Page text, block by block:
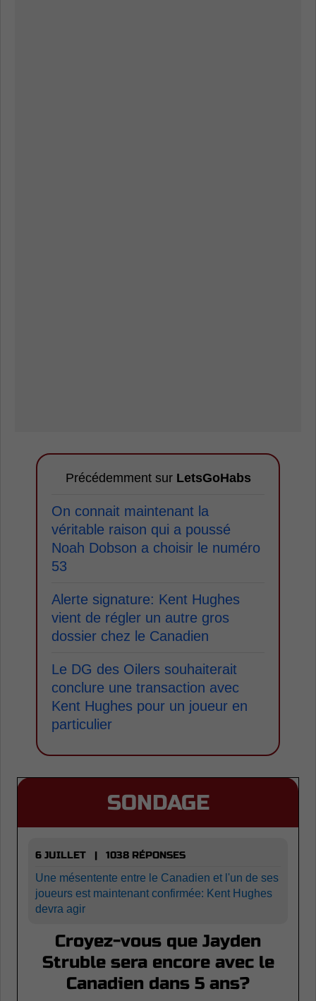
Précédemment sur LetsGoHabs
On connait maintenant la
véritable raison qui a poussé
Noah Dobson a choisir le numéro
53
Alerte signature: Kent Hughes
vient de régler un autre gros
dossier chez le Canadien
Le DG des Oilers souhaiterait
conclure une transaction avec
Kent Hughes pour un joueur en
particulier
SONDAGE
6 JUILLET | 1038 RÉPONSES
Une mésentente entre le Canadien et l'un de ses
joueurs est maintenant confirmée: Kent Hughes
devra agir
Croyez-vous que Jayden
Struble sera encore avec le
Canadien dans 5 ans?